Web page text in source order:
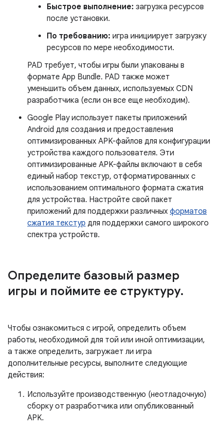
Быстрое выполнение: загрузка ресурсов
после установки.
По требованию: игра инициирует загрузку
ресурсов по мере необходимости.
PAD требует, чтобы игры были упакованы в
формате App Bundle. PAD также может
уменьшить объем данных, используемых CDN
разработчика (если он все еще необходим).
Google Play использует пакеты приложений
Android для создания и предоставления
оптимизированных APK-файлов для конфигурации
устройства каждого пользователя. Эти
оптимизированные APK-файлы включают в себя
единый набор текстур, отформатированных с
использованием оптимального формата сжатия
для устройства. Настройте свой пакет
приложений для поддержки различных форматов
сжатия текстур для поддержки самого широкого
спектра устройств.
Определите базовый размер
игры и поймите ее структуру.
Чтобы ознакомиться с игрой, определить объем
работы, необходимой для той или иной оптимизации,
а также определить, загружает ли игра
дополнительные ресурсы, выполните следующие
действия:
Используйте производственную (неотладочную)
сборку от разработчика или опубликованный
APK.